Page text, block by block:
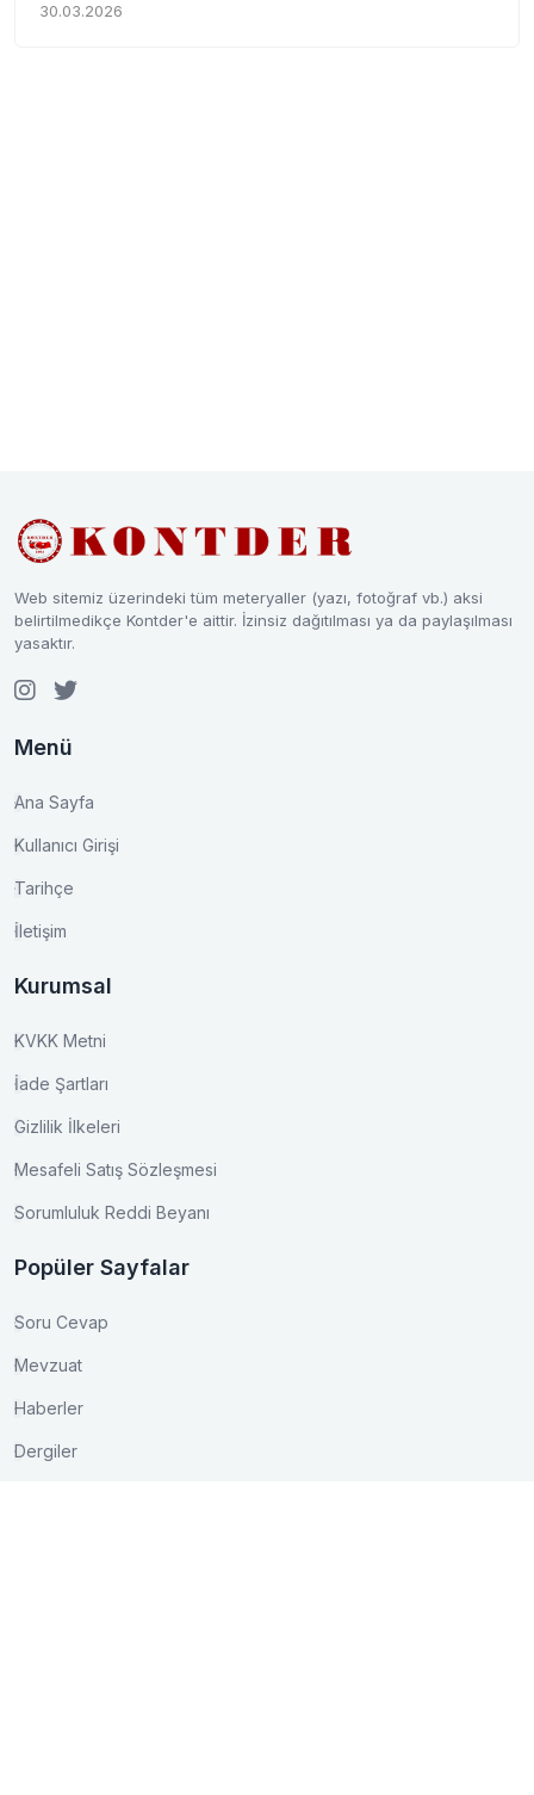
30.03.2026
Web sitemiz üzerindeki tüm meteryaller (yazı, fotoğraf vb.) aksi
belirtilmedikçe Kontder'e aittir. İzinsiz dağıtılması ya da paylaşılması
yasaktır.
Menü
Ana Sayfa
Kullanıcı Girişi
Tarihçe
İletişim
Kurumsal
KVKK Metni
İade Şartları
Gizlilik İlkeleri
Mesafeli Satış Sözleşmesi
Sorumluluk Reddi Beyanı
Popüler Sayfalar
Soru Cevap
Mevzuat
Haberler
Dergiler